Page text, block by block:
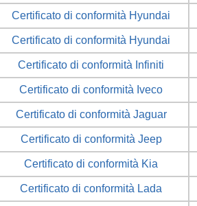
Certificato di conformità Hyundai
Certificato di conformità Hyundai
Certificato di conformità Infiniti
Certificato di conformità Iveco
Certificato di conformità Jaguar
Certificato di conformità Jeep
Certificato di conformità Kia
Certificato di conformità Lada